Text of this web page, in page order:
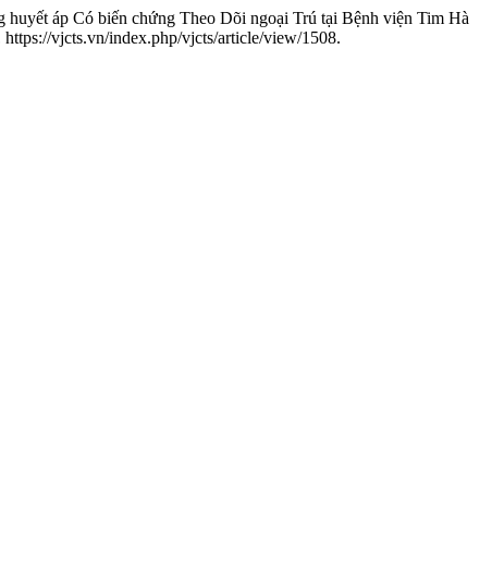
áp Có biến chứng Theo Dõi ngoại Trú tại Bệnh viện Tim Hà
vjcts.vn/index.php/vjcts/article/view/1508.